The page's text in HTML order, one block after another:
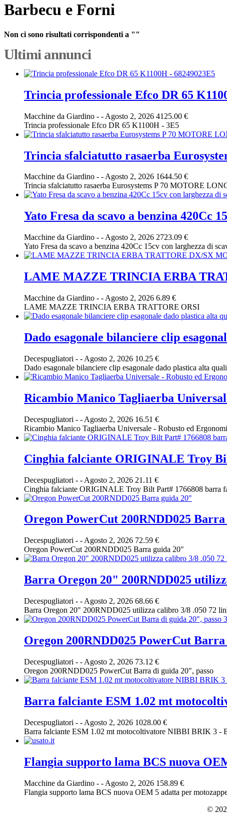
Barbecu e Forni
Non ci sono risultati corrispondenti a ""
Ultimi annunci
Trincia professionale Efco DR 65
Macchine da Giardino - - Agosto 2, 2026 4125.00 €
Trincia professionale Efco DR 65 K1100H - 3E5
Trincia sfalciatutto rasaerba
Macchine da Giardino - -Agosto 2, 2026 1644.50 €
Trincia sfalciatutto rasaerba Eurosystems P 70 MOTORE
Yato Fresa da scavo a benzina 420Cc
Macchine da Giardino - - Agosto 2, 2026 2723.09 €
Yato Fresa da scavo a benzina 420Cc 15cv con larghezza di
LAME MAZZE TRINCIA ERBA
Macchine da Giardino - - Agosto 2, 2026 6.89 €
LAME MAZZE TRINCIA ERBA TRATTORE ORSI
Dado esagonale bilanciere clip
Decespugliatori - - Agosto 2, 2026 10.25 €
Dado esagonale bilanciere clip esagonale dado plastica alta
Ricambio Manico Tagliaerba
Decespugliatori - - Agosto 2, 2026 16.51 €
Ricambio Manico Tagliaerba Universale - Robusto ed
Cinghia falciante ORIGINALE Troy
Decespugliatori - - Agosto 2, 2026 21.11 €
Cinghia falciante ORIGINALE Troy Bilt Part# 1766808
Oregon PowerCut 200RNDD025
Decespugliatori - - Agosto 2, 2026 72.59 €
Oregon PowerCut 200RNDD025 Barra guida 20"
Barra Oregon 20" 200RNDD025
Decespugliatori - - Agosto 2, 2026 68.66 €
Barra Oregon 20" 200RNDD025 utilizza calibro 3/8 .050 72
Oregon 200RNDD025 PowerCut
Decespugliatori - - Agosto 2, 2026 73.12 €
Oregon 200RNDD025 PowerCut Barra di guida 20", passo
Barra falciante ESM 1.02 mt
Decespugliatori - - Agosto 2, 2026 1028.00 €
Barra falciante ESM 1.02 mt motocoltivatore NIBBI BRIK 3
Flangia supporto lama BCS nuova
Macchine da Giardino - - Agosto 2, 2026 158.89 €
Flangia supporto lama BCS nuova OEM 5 adatta per
©